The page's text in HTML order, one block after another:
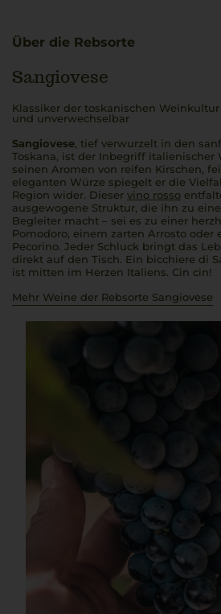
Über die Rebsorte
Sangiovese
Klassiker der toskanischen
und unverwechselbar
Sangiovese, tief verwurzelt in den
Toskana, ist der Inbegriff italienischer
seinen Aromen von reifen Kirschen,
eleganten Würze spiegelt er die
Region wider. Dieser vino rosso
ausgewogene Struktur, die ihn zu
Begleiter macht – sei es zu einer
Pomodoro, einem zarten Arrosto oder
Pecorino. Jeder Schluck bringt das
direkt auf den Tisch. Ein bicchiere di
ist mitten im Herzen Italiens. Cin cin!
Mehr Weine der Rebsorte Sangiovese